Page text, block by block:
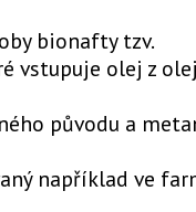
bionafty tzv.
vstupuje olej z
původu a
například ve